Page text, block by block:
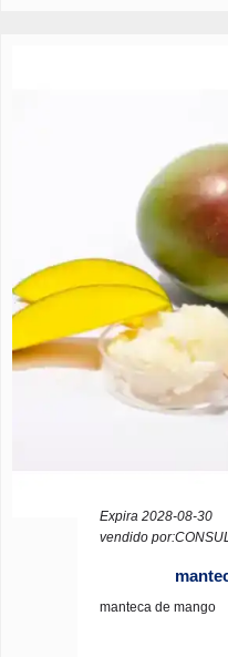
Expira 2028-08-30
vendido
manteca de mango